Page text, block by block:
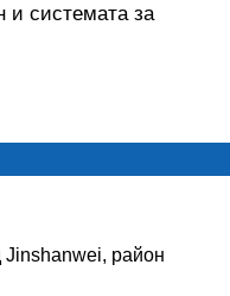
и системата за
район